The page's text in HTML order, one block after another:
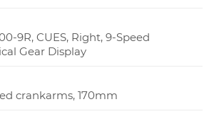
9R, CUES, Right, 9-Speed
Gear Display
crankarms, 170mm